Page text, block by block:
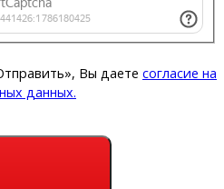
Вы даете согласие на
данных.